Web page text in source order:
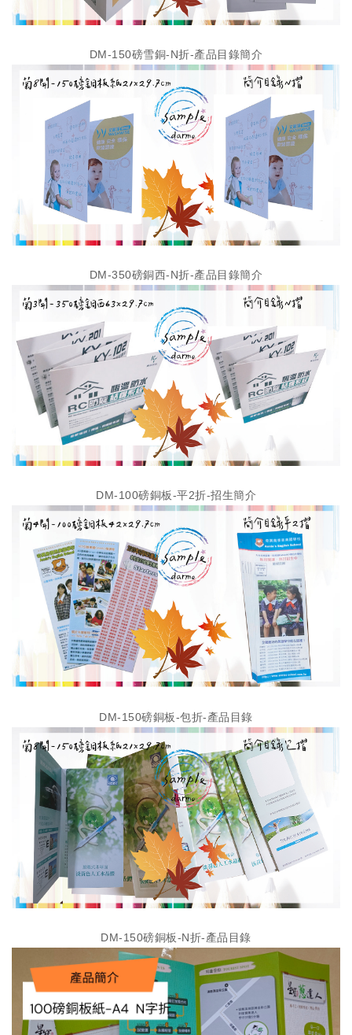
DM-150磅雪銅-N折-產品目錄簡介
DM-350磅銅西-N折-產品目錄簡介
DM-100磅銅板-平2折-招生簡介
DM-150磅銅板-包折-產品目錄
DM-150磅銅板-N折-產品目錄